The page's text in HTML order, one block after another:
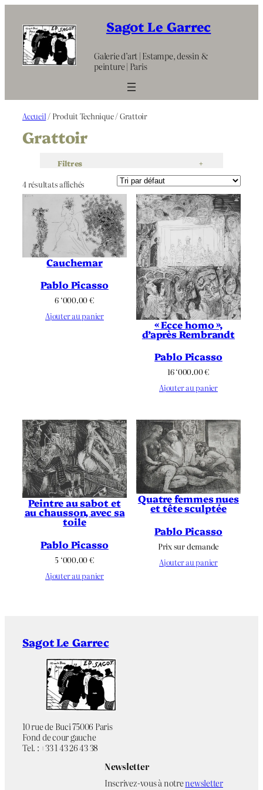
contenu
Sagot Le Garrec
Galerie d’art | Estampe, dessin &
peinture | Paris
Accueil / Produit Technique / Grattoir
Grattoir
Filtres +
4 résultats affichés
Cauchemar
Pablo Picasso
6 ‘000.00€
Ajouter au panier
« Ecce homo »,
d’après Rembrandt
Pablo Picasso
16 ‘000.00€
Ajouter au panier
Peintre au sabot et
au chausson, avec sa
toile
Pablo Picasso
5 ‘000.00€
Ajouter au panier
Quatre femmes nues
et tête sculptée
Pablo Picasso
Prix sur demande
Ajouter au panier
Sagot Le Garrec
10 rue de Buci 75006 Paris
Fond de cour gauche
Tel. : +33 1 43 26 43 38
Newsletter
Inscrivez-vous à notrenewsletter